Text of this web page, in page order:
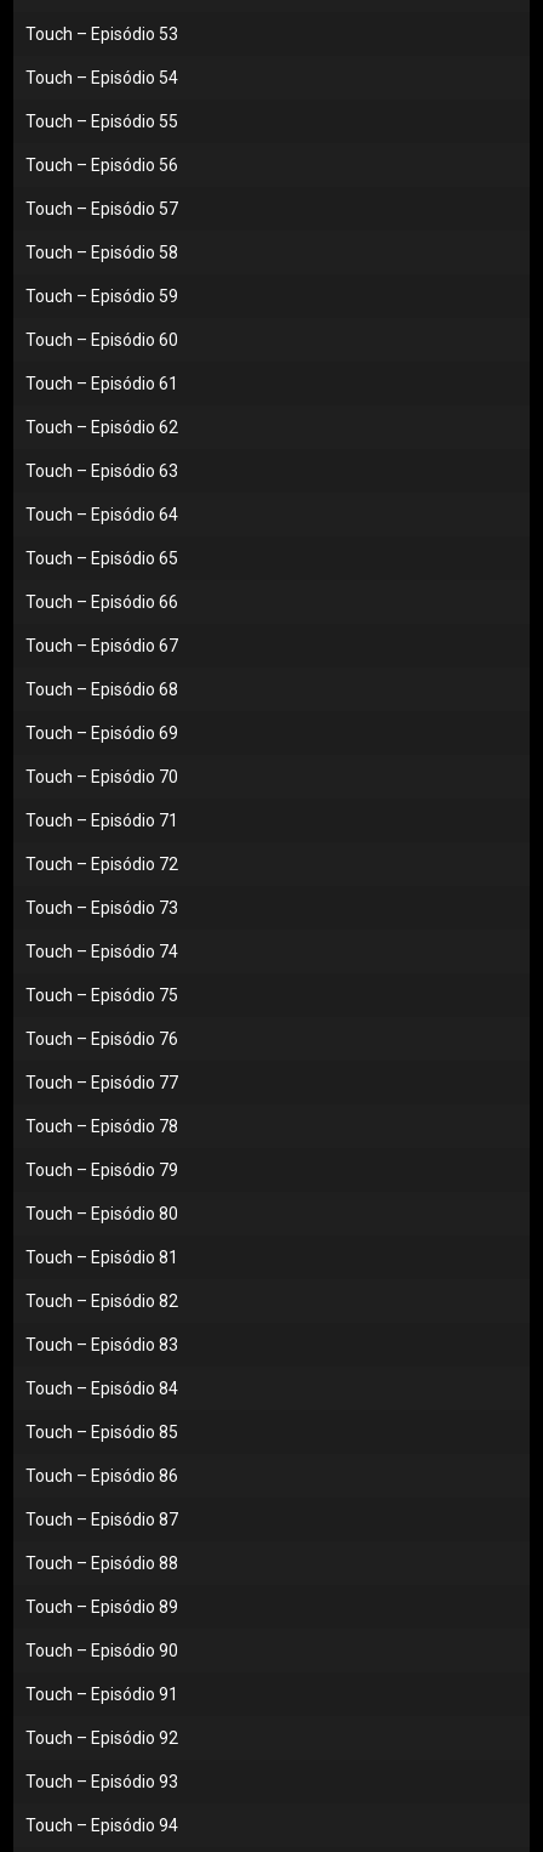
Touch – Episódio 53
Touch – Episódio 54
Touch – Episódio 55
Touch – Episódio 56
Touch – Episódio 57
Touch – Episódio 58
Touch – Episódio 59
Touch – Episódio 60
Touch – Episódio 61
Touch – Episódio 62
Touch – Episódio 63
Touch – Episódio 64
Touch – Episódio 65
Touch – Episódio 66
Touch – Episódio 67
Touch – Episódio 68
Touch – Episódio 69
Touch – Episódio 70
Touch – Episódio 71
Touch – Episódio 72
Touch – Episódio 73
Touch – Episódio 74
Touch – Episódio 75
Touch – Episódio 76
Touch – Episódio 77
Touch – Episódio 78
Touch – Episódio 79
Touch – Episódio 80
Touch – Episódio 81
Touch – Episódio 82
Touch – Episódio 83
Touch – Episódio 84
Touch – Episódio 85
Touch – Episódio 86
Touch – Episódio 87
Touch – Episódio 88
Touch – Episódio 89
Touch – Episódio 90
Touch – Episódio 91
Touch – Episódio 92
Touch – Episódio 93
Touch – Episódio 94